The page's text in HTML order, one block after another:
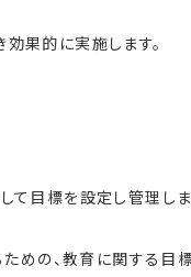
果的に実施します。
て目標を設定し管理しま
めの、教育に関する目標